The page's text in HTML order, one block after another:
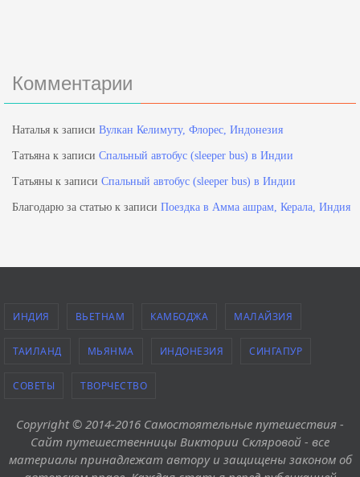
Комментарии
Наталья к записи Вулкан Келимуту, Флорес, Индонезия
Татьяна к записи Спальный автобус (sleeper bus) в Индии
Татьяны к записи Спальный автобус (sleeper bus) в Индии
Благодарю за статью к записи Поездка в Амма ашрам, Керала, Индия
ИНДИЯ ВЬЕТНАМ КАМБОДЖА МАЛАЙЗИЯ
ТАИЛАНД МЬЯНМА ИНДОНЕЗИЯ СИНГАПУР
СОВЕТЫ ТВОРЧЕСТВО
Copyright © 2014-2016 Самостоятельные путешествия -
Сайт путешественницы Виктории Скляровой - все
материалы принадлежат автору и защищены законом об